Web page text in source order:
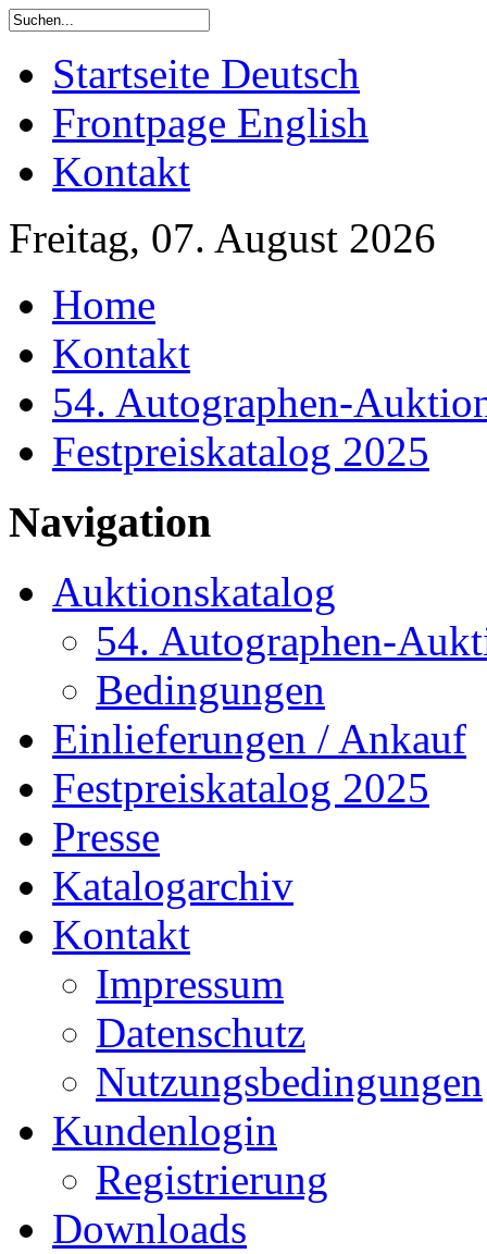
Startseite Deutsch
Frontpage English
Kontakt
Freitag, 07. August 2026
Home
Kontakt
54. Autographen-
Festpreiskatalog 2025
Navigation
Auktionskatalog
54. Autographen-
Bedingungen
Einlieferungen / Ankauf
Festpreiskatalog 2025
Presse
Katalogarchiv
Kontakt
Impressum
Datenschutz
Nutzungsbedingungen
Kundenlogin
Registrierung
Downloads